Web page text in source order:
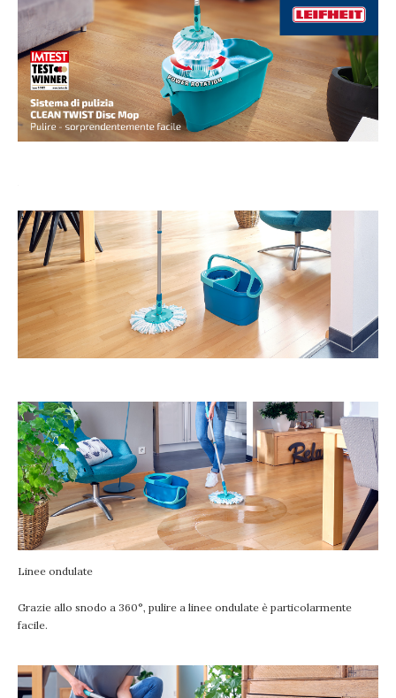
Linee ondulate
Grazie allo snodo a 360°, pulire a linee ondulate è particolarmente
facile.